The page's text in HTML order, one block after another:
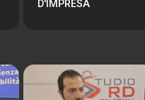
D'IMPRESA